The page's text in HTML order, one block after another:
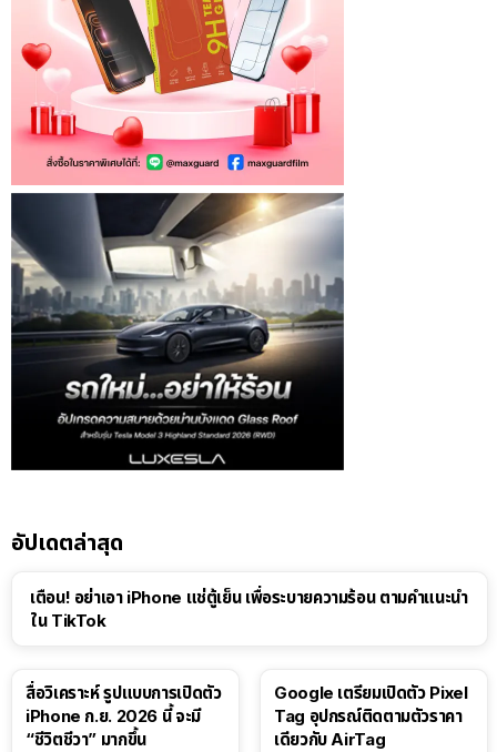
อัปเดตล่าสุด
เตือน! อย่าเอา iPhone แช่ตู้เย็น เพื่อระบายความร้อน ตามคำแนะนำ
ใน TikTok
สื่อวิเคราะห์ รูปแบบการเปิดตัว
iPhone ก.ย. 2026 นี้ จะมี
“ชีวิตชีวา” มากขึ้น
Google เตรียมเปิดตัว Pixel
Tag อุปกรณ์ติดตามตัวราคา
เดียวกับ AirTag